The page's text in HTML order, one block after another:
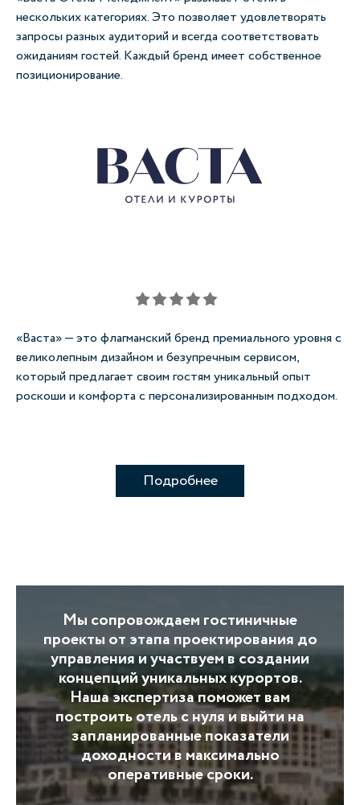
нескольких категориях. Это позволяет удовлетворять
запросы разных аудиторий и всегда соответствовать
ожиданиям гостей. Каждый бренд имеет собственное
позиционирование.
«Васта» — это флагманский бренд премиального уровня с
великолепным дизайном и безупречным сервисом,
который предлагает своим гостям уникальный опыт
роскоши и комфорта с персонализированным подходом.
Подробнее
Мы сопровождаем гостиничные
проекты от этапа проектирования до
управления и участвуем в создании
концепций уникальных курортов.
Наша экспертиза поможет вам
построить отель с нуля и выйти на
запланированные показатели
доходности в максимально
оперативные сроки.